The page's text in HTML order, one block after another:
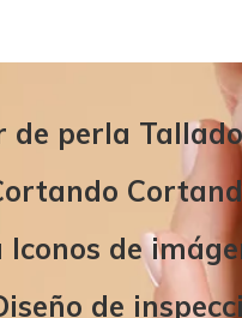
de perla
Iconos de
de